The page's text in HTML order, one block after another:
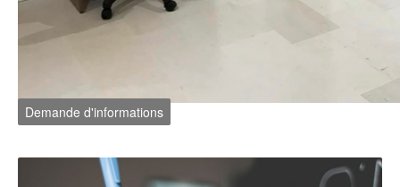
Demande d'informations